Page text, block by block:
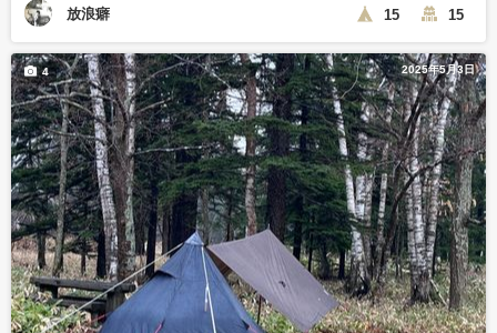
放浪癖 15 15
2025年5月3日
4